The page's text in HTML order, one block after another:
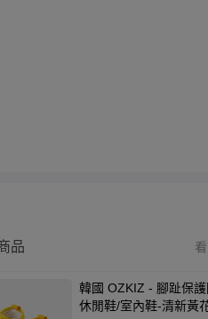
品
韓國 OZKIZ - 腳趾保
休閒鞋/室內鞋-清新黃